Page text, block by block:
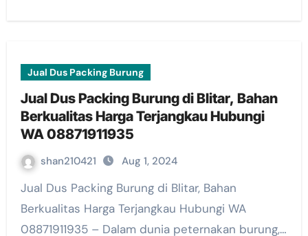
Jual Dus Packing Burung
Jual Dus Packing Burung di Blitar, Bahan
Berkualitas Harga Terjangkau Hubungi
WA 08871911935
shan210421 Aug 1, 2024
Jual Dus Packing Burung di Blitar, Bahan
Berkualitas Harga Terjangkau Hubungi WA
08871911935 – Dalam dunia peternakan burung,…